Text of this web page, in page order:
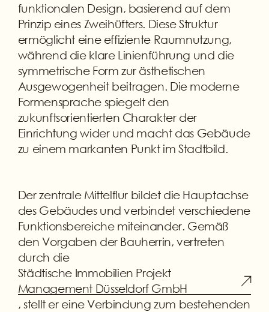
funktionalen Design, basierend auf dem
Prinzip eines Zweihüfters. Diese Struktur
ermöglicht eine effiziente Raumnutzung,
während die klare Linienführung und die
symmetrische Form zur ästhetischen
Ausgewogenheit beitragen. Die moderne
Formensprache spiegelt den
zukunftsorientierten Charakter der
Einrichtung wider und macht das Gebäude
zu einem markanten Punkt im Stadtbild.
Der zentrale Mittelflur bildet die Hauptachse
des Gebäudes und verbindet verschiedene
Funktionsbereiche miteinander. Gemäß
den Vorgaben der Bauherrin, vertreten
durch die
Städtische Immobilien Projekt
Management Düsseldorf GmbH
, stellt er eine Verbindung zum bestehenden